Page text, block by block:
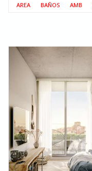
AREA BAÑOS AMB